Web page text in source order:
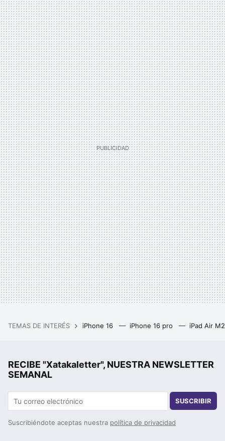
TEMAS DE INTERÉS iPhone 16 iPhone 16 pro iPad Air
RECIBE "Xatakaletter", NUESTRA NEWSLETTER
SEMANAL
SUSCRIBIR
Suscribiéndote aceptas nuestra política de privacidad